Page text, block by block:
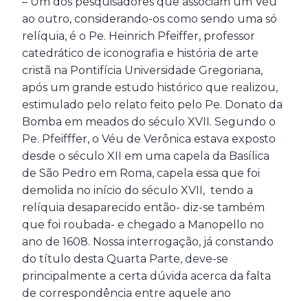
ao outro, considerando-os como sendo uma só
relíquia, é o Pe. Heinrich Pfeiffer, professor
catedrático de iconografia e história de arte
cristã na Pontifícia Universidade Gregoriana,
após um grande estudo histórico que realizou,
estimulado pelo relato feito pelo Pe. Donato da
Bomba em meados do século XVII. Segundo o
Pe. Pfeifffer, o Véu de Verônica estava exposto
desde o século XII em uma capela da Basílica
de São Pedro em Roma, capela essa que foi
demolida no início do século XVII, tendo a
relíquia desaparecido então- diz-se também
que foi roubada- e chegado a Manopello no
ano de 1608. Nossa interrogação, já constando
do título desta Quarta Parte, deve-se
principalmente a certa dúvida acerca da falta
de correspondência entre aquele ano